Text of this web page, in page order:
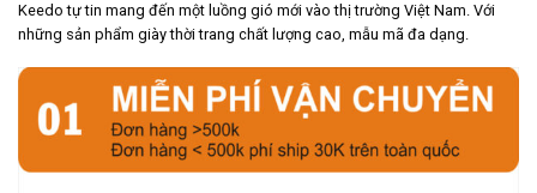
Keedo tự tin mang đến một luồng gió mới vào thị trường Việt Nam. Với
những sản phẩm giày thời trang chất lượng cao, mẫu mã đa dạng.